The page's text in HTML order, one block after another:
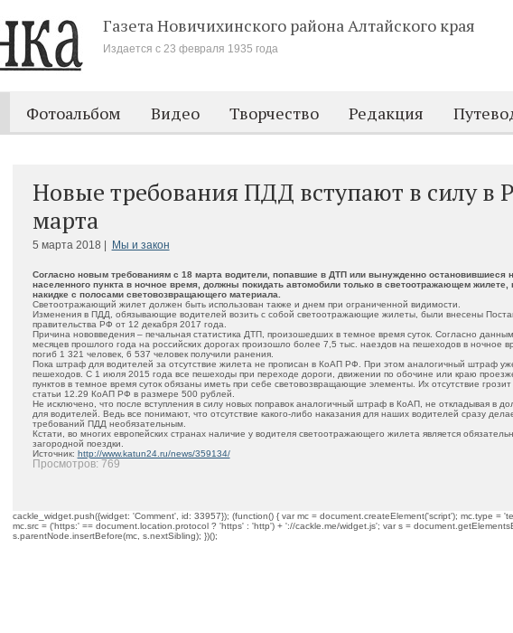
Газета Новичихинского районаАлтайского края
Издается с 23 февраля 1935 года
Фотоальбом Видео Творчество Редакция
Новые требования ПДД вступают в силу в
марта
5 марта 2018 | Мы и закон
Согласно новым требованиям с 18 марта водители, попавшие в ДТП или вынужденно остановившиеся
населенного пункта в ночное время, должны покидать автомобили только в светоотражающем жилете,
накидке с полосами световозвращающего материала.
Светоотражающий жилет должен быть использован также и днем при ограниченной видимости.
Изменения в ПДД, обязывающие водителей возить с собой светоотражающие жилеты, были внесены
правительства РФ от 12 декабря 2017 года.
Причина нововведения – печальная статистика ДТП, произошедших в темное время суток. Согласно
месяцев прошлого года на российских дорогах произошло более 7,5 тыс. наездов на пешеходов в ночное
погиб 1 321 человек, 6 537 человек получили ранения.
Пока штраф для водителей за отсутствие жилета не прописан в КоАП РФ. При этом аналогичный штраф
пешеходов. С 1 июля 2015 года все пешеходы при переходе дороги, движении по обочине или краю
пунктов в темное время суток обязаны иметь при себе световозвращающие элементы. Их отсутствие
статьи 12.29 КоАП РФ в размере 500 рублей.
Не исключено, что после вступления в силу новых поправок аналогичный штраф в КоАП, не откладывая в
для водителей. Ведь все понимают, что отсутствие какого-либо наказания для наших водителей сразу
требований ПДД необязательным.
Кстати, во многих европейских странах наличие у водителя светоотражающего жилета является
загородной поездки.
Источник: http://www.katun24.ru/news/359134/
Просмотров: 769
cackle_widget.push({widget: 'Comment', id: 33957}); (function() { var mc = document.createElement('script'); mc.type =
mc.src = ('https:' == document.location.protocol ? 'https' : 'http') + '://cackle.me/widget.js'; var s =
s.parentNode.insertBefore(mc, s.nextSibling); })();